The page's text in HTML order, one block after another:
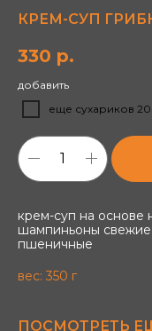
КРЕМ-СУП
330 р.
добавить
еще сухариков
крем-суп на основе
шампиньоны
пшеничные
вес: 350 г
ПОСМОТРЕТЬ